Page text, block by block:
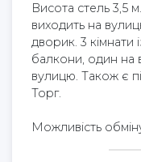
Висота стель 3,5
виходить на
дворик. 3 кімнати
балкони, один на
вулицю. Також є
Торг.
Можливість